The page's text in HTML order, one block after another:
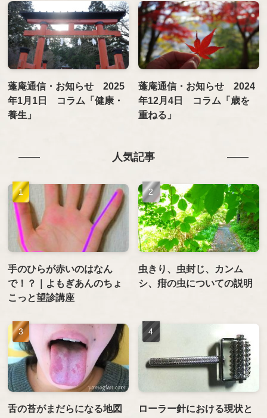
蓬庵通信・お知らせ 2025
年1月1日 コラム「健康・
養生」
蓬庵通信・お知らせ 2024
年12月4日 コラム「歳を
重ねる」
人気記事
手のひらが赤いのはなん
で！？｜よもぎあんのちょ
こっと望診講座
虫きり、虫封じ、カンム
シ、疳の虫についての説明
舌の苔がまだらになる地図
ローラー針における現状と